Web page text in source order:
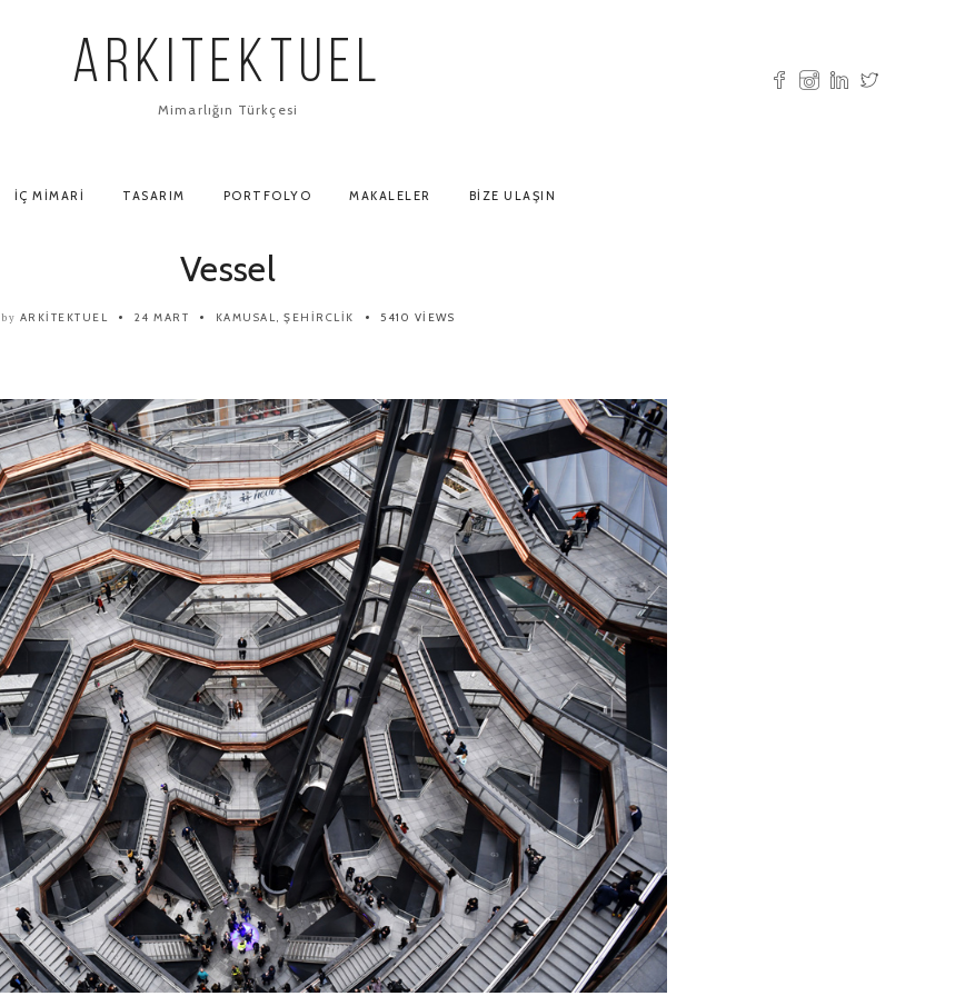
ARKITEKTUEL
Mimarlığın Türkçesi
İÇ MIMARI TASARIM PORTFOLYO MAKALELER BIZE ULAŞIN
Vessel
by ARKITEKTUEL 24 MART KAMUSAL, ŞEHIRCLIK 5410 VIEWS